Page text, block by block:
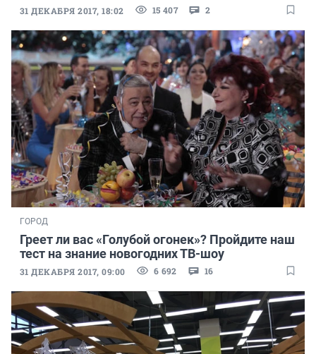
31 ДЕКАБРЯ 2017, 18:02 15 407 2
ГОРОД
Греет ли вас «Голубой огонек»? Пройдите наш
тест на знание новогодних ТВ-шоу
31 ДЕКАБРЯ 2017, 09:00 6 692 16